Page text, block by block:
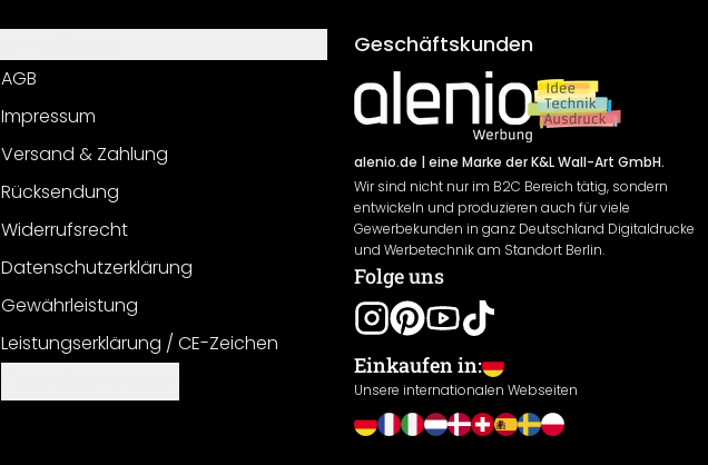
AGB
Impressum
Versand & Zahlung
Rücksendung
Widerrufsrecht
Datenschutzerklärung
Gewährleistung
Leistungserklärung / CE-Zeichen
Geschäftskunden
alenio.de | eine Marke der K&L Wall-Art GmbH.
Wir sind nicht nur im B2C Bereich tätig, sondern
entwickeln und produzieren auch für viele
Gewerbekunden in ganz Deutschland Digitaldrucke
und Werbetechnik am Standort Berlin.
Folge uns
Einkaufen in:
Unsere internationalen Webseiten